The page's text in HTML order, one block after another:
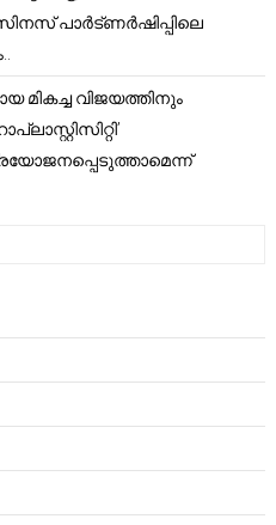
പാർട്ണർഷിപ്പിലെ
മികച്ച വിജയത്തിനും